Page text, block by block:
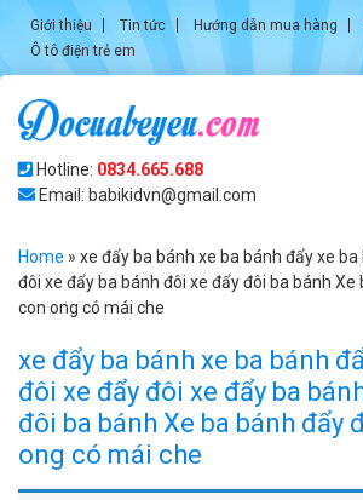
Giới thiệu Tin tức Hướng dẫn mua hàng
Ô tô điện trẻ em
Hotline: 0834.665.688
Email: babikidvn@gmail.com
Home » xe đẩy ba bánh xe ba bánh đẩy xe
đôi xe đẩy ba bánh đôi xe đẩy đôi ba bánh
con ong có mái che
xe đẩy ba bánh xe ba bánh
đôi xe đẩy đôi xe đẩy ba
đôi ba bánh Xe ba bánh đẩy
ong có mái che